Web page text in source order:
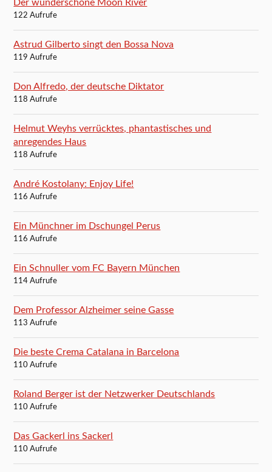
Der wunderschöne Moon River
122 Aufrufe
Astrud Gilberto singt den Bossa Nova
119 Aufrufe
Don Alfredo, der deutsche Diktator
118 Aufrufe
Helmut Weyhs verrücktes, phantastisches und
anregendes Haus
118 Aufrufe
André Kostolany: Enjoy Life!
116 Aufrufe
Ein Münchner im Dschungel Perus
116 Aufrufe
Ein Schnuller vom FC Bayern München
114 Aufrufe
Dem Professor Alzheimer seine Gasse
113 Aufrufe
Die beste Crema Catalana in Barcelona
110 Aufrufe
Roland Berger ist der Netzwerker Deutschlands
110 Aufrufe
Das Gackerl ins Sackerl
110 Aufrufe